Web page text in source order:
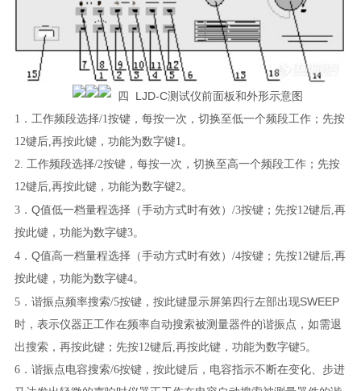
四 LJD-C测试仪前面板和外形示意图
1． 工作频段选择/1按键，每按一次，切换至低一个频段工作；先按
12键后,再按此键，功能为数字键1。
2. 工作频段选择/2按键，每按一次，切换至高一个频段工作；先按
12键后,再按此键，功能为数字键2。
3． Q值低一档量程选择 （手动方式时有效）/3按键；先按12键后,再
按此键，功能为数字键3。
4． Q值高一档量程选择 （手动方式时有效）/4按键；先按12键后,再
按此键，功能为数字键4。
5． 谐振点频率搜索/5按键，按此键显示屏第四行左部出现SWEEP
时，表示仪器正工作在频率自动搜索被测量器件的谐振点，如需退
出搜索，再按此键；先按12键后,再按此键，功能为数字键5。
6． 谐振点电容搜索/6按键，按此键后，电容指示不断在变化、步进